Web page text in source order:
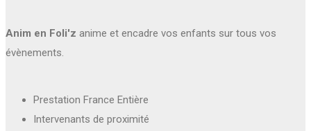
Anim en Foli'z anime et encadre vos enfants sur tous vos
évènements.
Prestation France Entière
Intervenants de proximité